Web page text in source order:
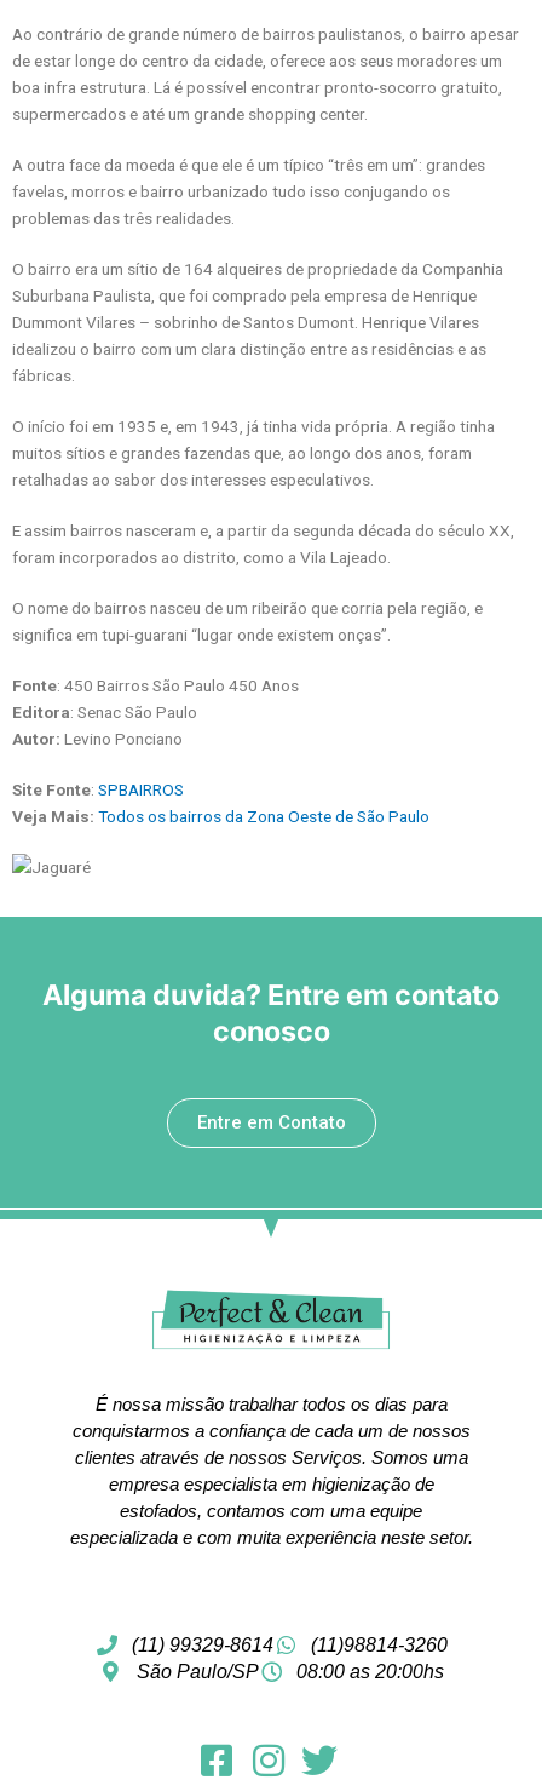
Ao contrário de grande número de bairros paulistanos, o bairro apesar
de estar longe do centro da cidade, oferece aos seus moradores um
boa infra estrutura. Lá é possível encontrar pronto-socorro gratuito,
supermercados e até um grande shopping center.
A outra face da moeda é que ele é um típico “três em um”: grandes
favelas, morros e bairro urbanizado tudo isso conjugando os
problemas das três realidades.
O bairro era um sítio de 164 alqueires de propriedade da Companhia
Suburbana Paulista, que foi comprado pela empresa de Henrique
Dummont Vilares – sobrinho de Santos Dumont. Henrique Vilares
idealizou o bairro com um clara distinção entre as residências e as
fábricas.
O início foi em 1935 e, em 1943, já tinha vida própria. A região tinha
muitos sítios e grandes fazendas que, ao longo dos anos, foram
retalhadas ao sabor dos interesses especulativos.
E assim bairros nasceram e, a partir da segunda década do século XX,
foram incorporados ao distrito, como a Vila Lajeado.
O nome do bairros nasceu de um ribeirão que corria pela região, e
significa em tupi-guarani “lugar onde existem onças”.
Fonte: 450 Bairros São Paulo 450 Anos
Editora: Senac São Paulo
Autor: Levino Ponciano
Site Fonte: SPBAIRROS
Veja Mais: Todos os bairros da Zona Oeste de São Paulo
Alguma duvida? Entre em contato
conosco
Entre em Contato
É nossa missão trabalhar todos os dias para
conquistarmos a confiança de cada um de nossos
clientes através de nossos Serviços. Somos uma
empresa especialista em higienização de
estofados, contamos com uma equipe
especializada e com muita experiência neste setor.
(11) 99329-8614
(11)98814-3260
São Paulo/SP
08:00 as 20:00hs